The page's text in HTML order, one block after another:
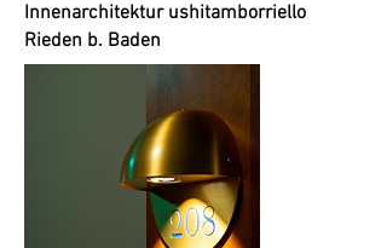
Innenarchitektur ushitamborriello
Rieden b. Baden